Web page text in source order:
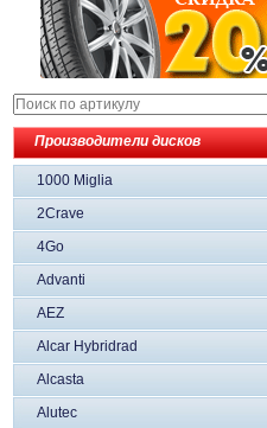
Производители дисков
1000 Miglia
2Crave
4Go
Advanti
AEZ
Alcar Hybridrad
Alcasta
Alutec